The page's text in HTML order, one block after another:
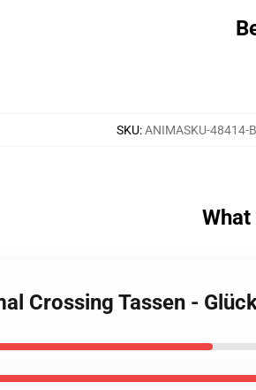
SKU:ANIMASKU-48414-
Crossing Tassen -